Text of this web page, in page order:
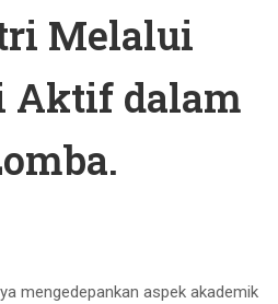
Melalui
Aktif dalam
mengedepankan aspek akademik